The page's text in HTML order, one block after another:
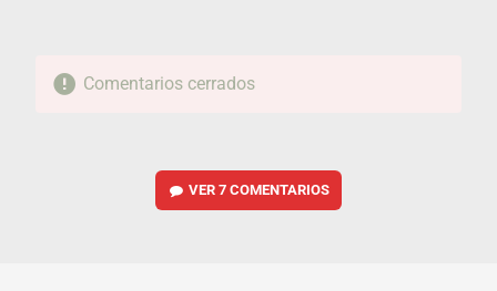
Comentarios cerrados
VER7 COMENTARIOS